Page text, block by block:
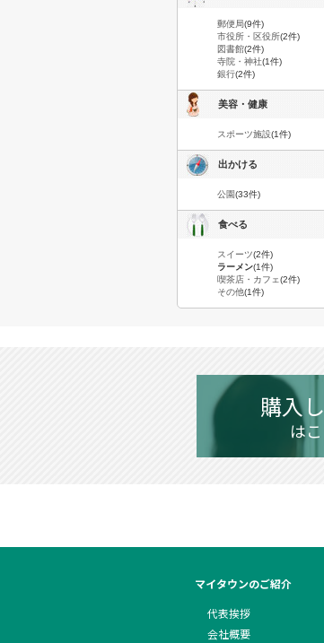
郵便局(9件)
市役所・区役所(2件)
図書館(2件)
寺院・神社(1件)
銀行(2件)
美容・健康
スポーツ施設(1件)
出かける
公園(33件)
食べる
スイーツ(2件)
ラーメン(1件)
喫茶店・カフェ(2件)
その他(1件)
購入
は
マイタウンのご紹介
代表挨拶
会社概要